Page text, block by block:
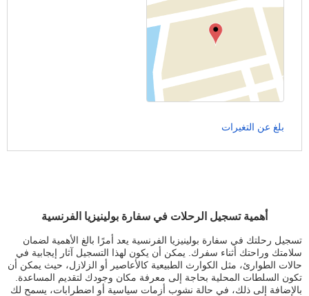
أهمية تسجيل الرحلات في سفارة بولينيزيا الفرنسية
تسجيل رحلتك في سفارة بولينيزيا الفرنسية يعد أمرًا بالغ الأهمية لضمان
سلامتك وراحتك أثناء سفرك. يمكن أن يكون لهذا التسجيل آثار إيجابية في
حالات الطوارئ، مثل الكوارث الطبيعية كالأعاصير أو الزلازل، حيث يمكن أن
تكون السلطات المحلية بحاجة إلى معرفة مكان وجودك لتقديم المساعدة.
بالإضافة إلى ذلك، في حالة نشوب أزمات سياسية أو اضطرابات، يسمح لك
بلغ عن التغيرات